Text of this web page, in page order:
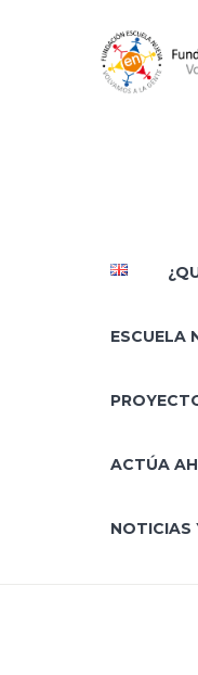
ESCUELA
ACTÚA
NOTICIAS